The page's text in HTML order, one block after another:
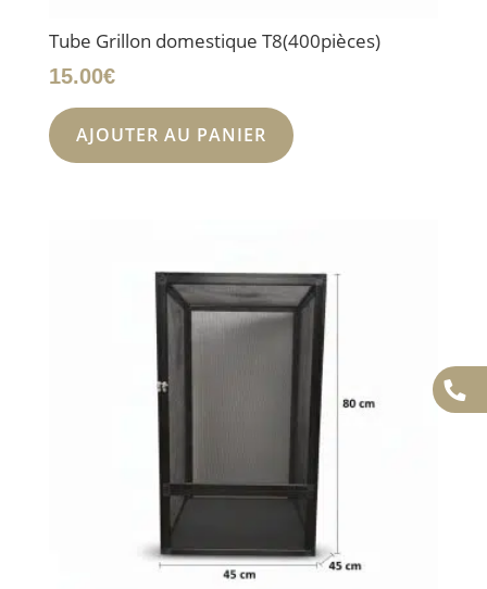
Tube Grillon domestique T8(400pièces)
15.00€
AJOUTER AU PANIER